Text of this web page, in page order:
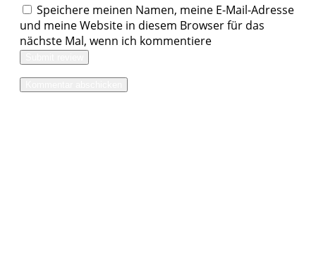
Speichere meinen Namen, meine E-Mail-Adresse
und meine Website in diesem Browser für das
nächste Mal, wenn ich kommentiere